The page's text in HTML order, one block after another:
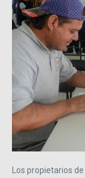
Los propietarios